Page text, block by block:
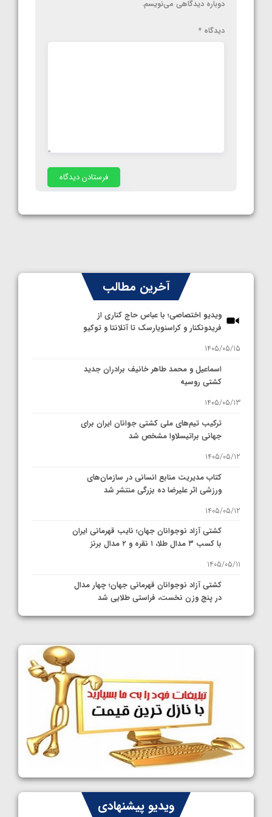
دوباره دیدگاهی می‌نویسم.
دیدگاه *
آخرین مطالب
ویدیو اختصاصی؛ با عباس حاج کناری از
فریدونکنار و کراسنویارسک تا آتلانتا و توکیو
1405/05/15
اسماعیل و محمد طاهر خانیف برادران جدید
کشتی روسیه
1405/05/13
ترکیب تیم‌های ملی کشتی جوانان ایران برای
جهانی براتیسلاوا مشخص شد
1405/05/12
کتاب مدیریت منابع انسانی در سازمان‌های
ورزشی اثر علیرضا ده بزرگی منتشر شد
1405/05/12
کشتی آزاد نوجوانان جهان؛ نایب قهرمانی ایران
با کسب ۳ مدال طلا، ۱ نقره و ۲ مدال برنز
1405/05/11
کشتی آزاد نوجوانان قهرمانی جهان؛ چهار مدال
در پنج وزن نخست، فراستی طلایی شد
1405/05/11
کشتی آزاد نوجوانان جهان؛ رقبای نمایندگان
ایران مشخص شدند
1405/05/08
کشتی فرنگی نوجوانان جهان؛ سکوی تیمی
سوم برای ایران
1405/05/07
ایران چشم به راه چهار مدال در پنج وزن دوم
کشتی فرنگی نوجوانان جهانویدیو پیشنهادی